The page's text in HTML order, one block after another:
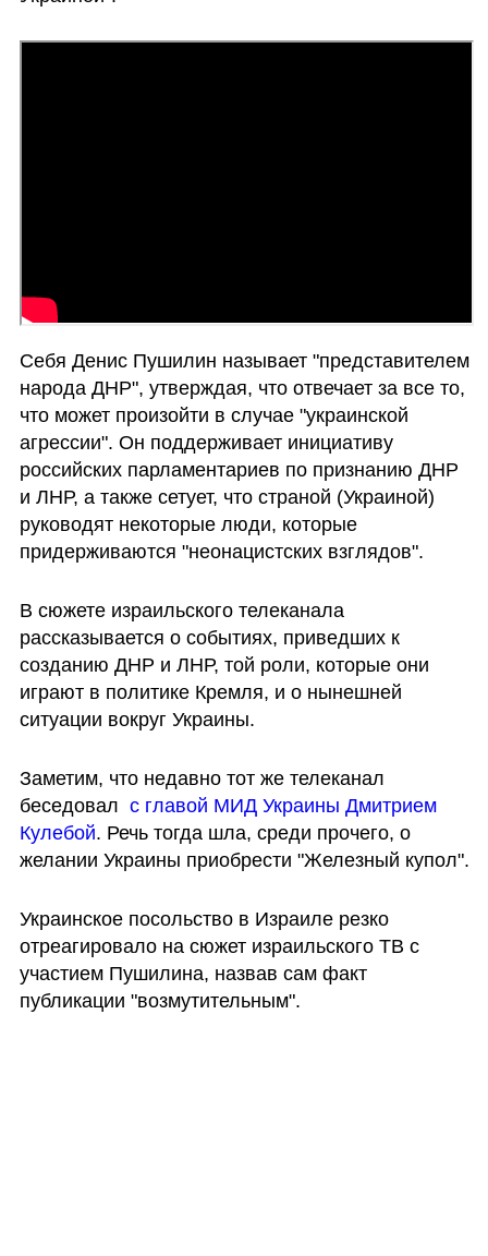
Себя Денис Пушилин называет "представителем
народа ДНР", утверждая, что отвечает за все то,
что может произойти в случае "украинской
агрессии". Он поддерживает инициативу
российских парламентариев по признанию ДНР
и ЛНР, а также сетует, что страной (Украиной)
руководят некоторые люди, которые
придерживаются "неонацистских взглядов".
В сюжете израильского телеканала
рассказывается о событиях, приведших к
созданию ДНР и ЛНР, той роли, которые они
играют в политике Кремля, и о нынешней
ситуации вокруг Украины.
Заметим, что недавно тот же телеканал
беседовал с главой МИД Украины Дмитрием
Кулебой. Речь тогда шла, среди прочего, о
желании Украины приобрести "Железный купол".
Украинское посольство в Израиле резко
отреагировало на сюжет израильского ТВ с
участием Пушилина, назвав сам факт
публикации "возмутительным".